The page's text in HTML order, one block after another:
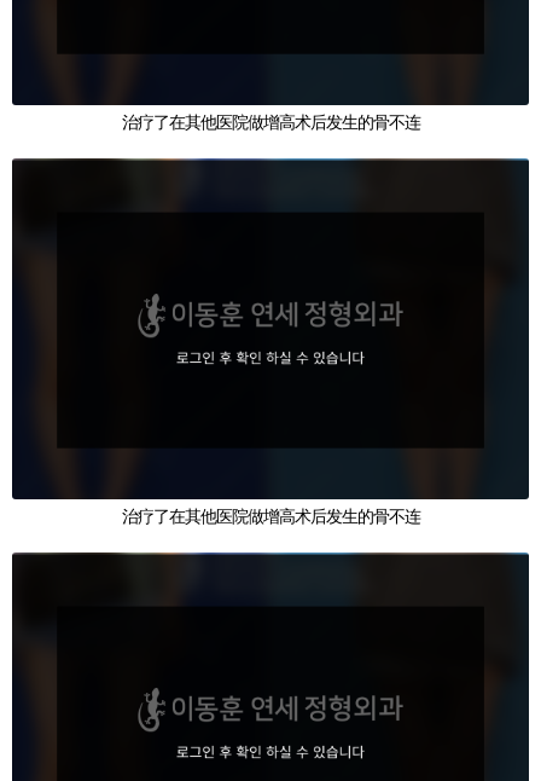
治疗了在其他医院做增高术后发生的骨不连
治疗了在其他医院做增高术后发生的骨不连